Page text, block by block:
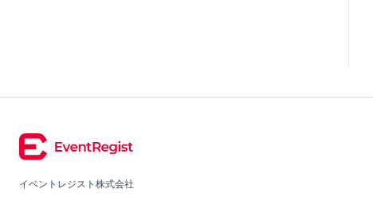
イベントレジスト株式会社